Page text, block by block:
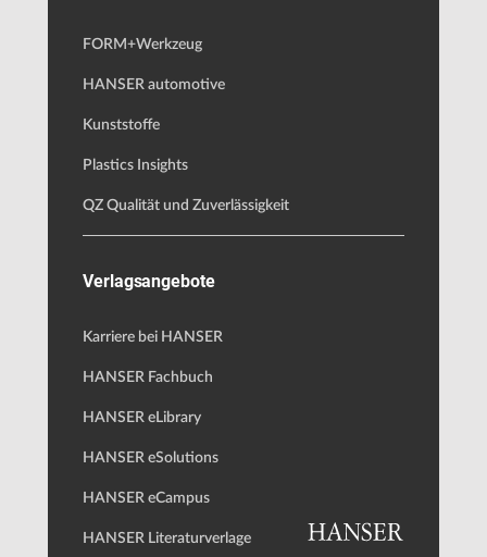
FORM+Werkzeug
HANSER automotive
Kunststoffe
Plastics Insights
QZ Qualität und Zuverlässigkeit
Verlagsangebote
Karriere bei HANSER
HANSER Fachbuch
HANSER eLibrary
HANSER eSolutions
HANSER eCampus
HANSER Literaturverlage